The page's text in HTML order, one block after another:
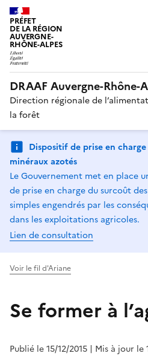
PRÉFET
DE LA RÉGION
AUVERGNE-
RHÔNE-ALPES
DRAAF Auvergne-Rhône-
Direction régionale de
la forêt
Dispositif de prise en charge
minéraux azotés
Le Gouvernement met en place
de prise en charge du surcoût
simples engendrés par les
dans les exploitations agricoles.
Lien de consultation
Voir le fil d'Ariane
Se former à
Publié le 15/12/2015 | Mis à jour le